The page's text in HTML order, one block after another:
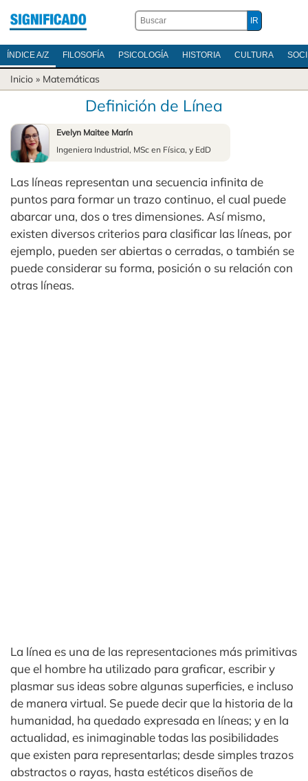
ÍNDICE A/Z FILOSOFÍA PSICOLOGÍA HISTORIA CULTURA
Inicio » Matemáticas
Definición de Línea
Evelyn Maitee Marín
Ingeniera Industrial, MSc en Física, y EdD
Las líneas representan una secuencia infinita de
puntos para formar un trazo continuo, el cual puede
abarcar una, dos o tres dimensiones. Así mismo,
existen diversos criterios para clasificar las líneas, por
ejemplo, pueden ser abiertas o cerradas, o también se
puede considerar su forma, posición o su relación con
otras líneas.
La línea es una de las representaciones más primitivas
que el hombre ha utilizado para graficar, escribir y
plasmar sus ideas sobre algunas superficies, e incluso
de manera virtual. Se puede decir que la historia de la
humanidad, ha quedado expresada en líneas; y en la
actualidad, es inimaginable todas las posibilidades
que existen para representarlas; desde simples trazos
abstractos o rayas, hasta estéticos diseños de